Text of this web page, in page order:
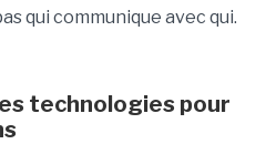
qui communique avec qui.
technologies pour